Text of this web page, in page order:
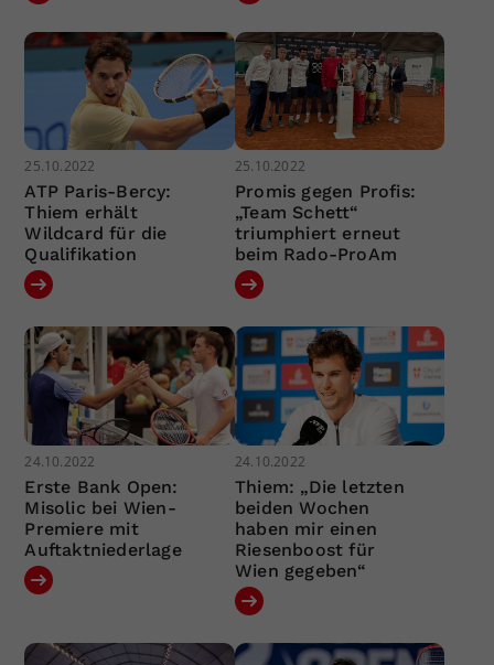
25.10.2022
ATP Paris-Bercy:
Thiem erhält
Wildcard für die
Qualifikation
25.10.2022
Promis gegen Profis:
„Team Schett“
triumphiert erneut
beim Rado-ProAm
24.10.2022
Erste Bank Open:
Misolic bei Wien-
Premiere mit
Auftaktniederlage
24.10.2022
Thiem: „Die letzten
beiden Wochen
haben mir einen
Riesenboost für
Wien gegeben“